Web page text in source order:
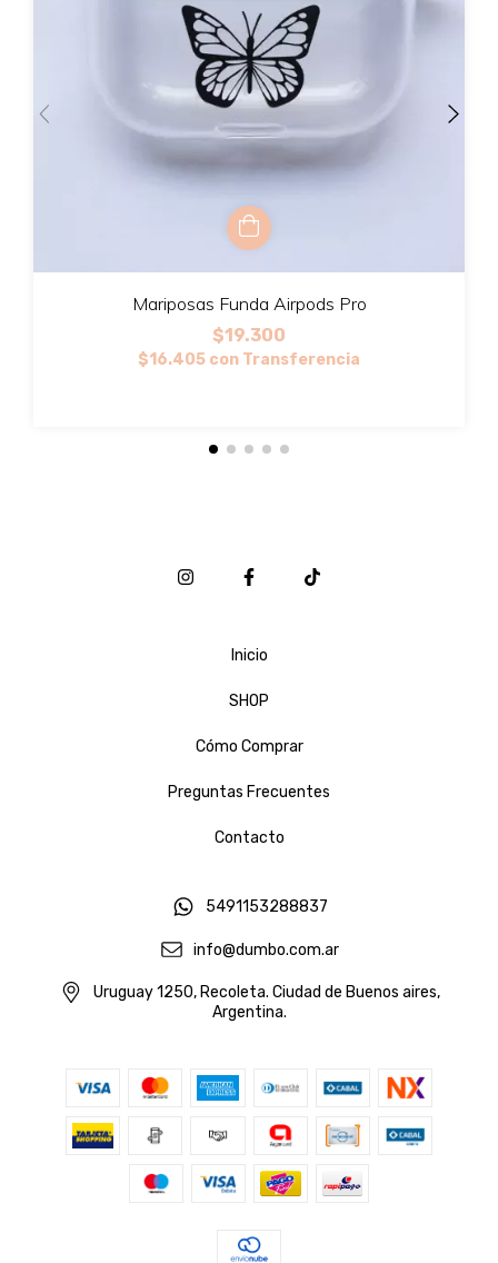
Mariposas Funda Airpods Pro
$19.300
$16.405 con Transferencia
Inicio
SHOP
Cómo Comprar
Preguntas Frecuentes
Contacto
5491153288837
info@dumbo.com.ar
Uruguay 1250, Recoleta. Ciudad de Buenos aires,
Argentina.